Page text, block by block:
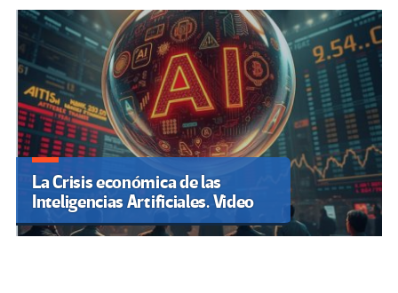
La Crisis económica de las
Inteligencias Artificiales. Video